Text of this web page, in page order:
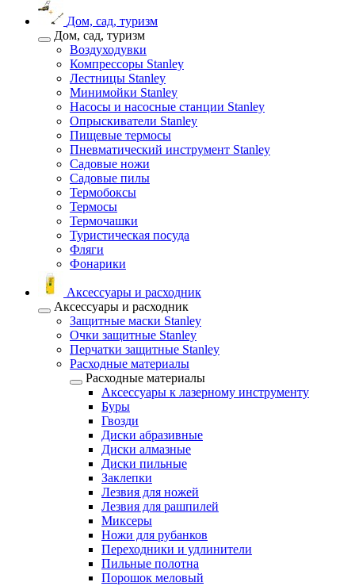
Дом, сад, туризм
Дом, сад, туризм
Воздуходувки
Компрессоры Stanley
Лестницы Stanley
Минимойки Stanley
Насосы и насосные станции Stanley
Опрыскиватели Stanley
Пищевые термосы
Пневматический инструмент Stanley
Садовые ножи
Садовые пилы
Термобоксы
Термосы
Термочашки
Туристическая посуда
Фляги
Фонарики
Аксессуары и расходник
Аксессуары и расходник
Защитные маски Stanley
Очки защитные Stanley
Перчатки защитные Stanley
Расходные материалы
Расходные материалы
Аксессуары к лазерному инструменту
Буры
Гвозди
Диски абразивные
Диски алмазные
Диски пильные
Заклепки
Лезвия для ножей
Лезвия для рашпилей
Миксеры
Ножи для рубанков
Переходники и удлинители
Пильные полотна
Порошок меловый